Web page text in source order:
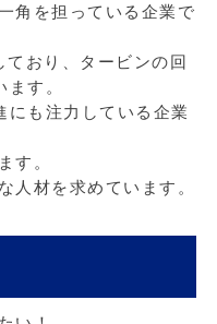
角を担っている企業で
おり、タービンの回
す。
にも注力している企業
す。
人材を求めています。